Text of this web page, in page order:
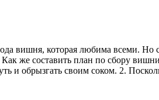
вишня, которая любима всеми. Но
же составить план по сбору
и обрызгать своим соком. 2.